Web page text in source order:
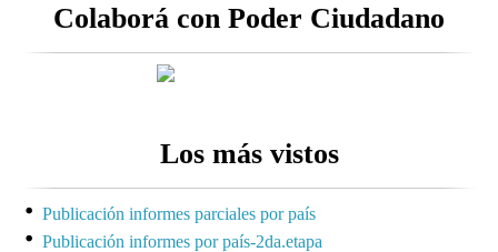
Colaborá con Poder Ciudadano
Los más vistos
Publicación informes parciales por país
Publicación informes por país-2da.etapa